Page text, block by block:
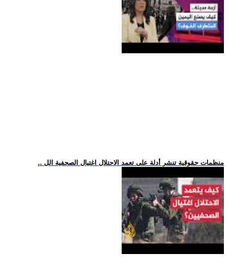
.. منظمات حقوقية تنشر أدلة على تعمد الاحتلال اغتيال الصحفية الل